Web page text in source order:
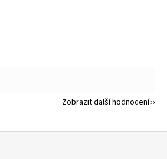
Zobrazit další hodnocení